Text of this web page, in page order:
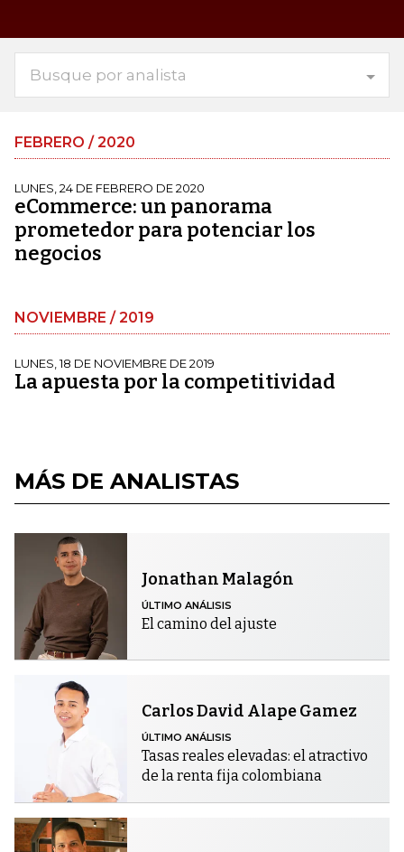
Busque por analista
FEBRERO / 2020
LUNES, 24 DE FEBRERO DE 2020
eCommerce: un panorama
prometedor para potenciar los
negocios
NOVIEMBRE / 2019
LUNES, 18 DE NOVIEMBRE DE 2019
La apuesta por la competitividad
MÁS DE ANALISTAS
Jonathan Malagón
ÚLTIMO ANÁLISIS
El camino del ajuste
Carlos David Alape Gamez
ÚLTIMO ANÁLISIS
Tasas reales elevadas: el atractivo
de la renta fija colombiana